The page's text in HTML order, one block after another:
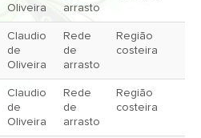
Oliveira
arrasto
Claudio
de
Oliveira
Rede
de
arrasto
Região
costeira
Claudio
de
Oliveira
Rede
de
arrasto
Região
costeira